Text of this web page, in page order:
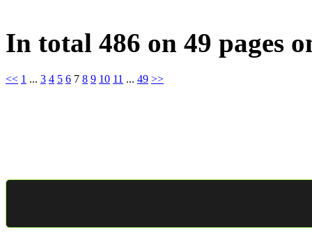
In total 486 on 49 pages
<< 1 ... 3 4 5 6 7 8 9 10 11 ... 49 >>